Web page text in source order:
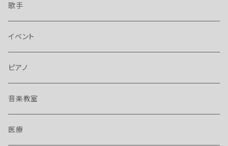
歌手
イベント
ピアノ
音楽教室
医療